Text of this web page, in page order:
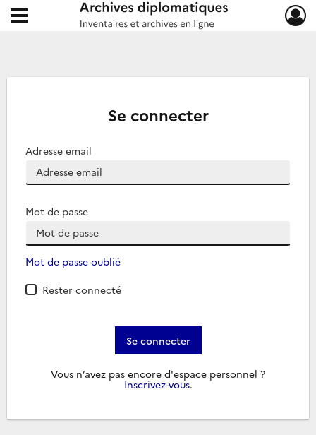
Archives diplomatiques
Ouvrir le menu déroulant
Se connecter
Adresse email
Mot de passe
Mot de passe oublié
Rester connecté
Se connecter
Vous n’avez pas encore d'espace personnel ?
Inscrivez-vous.